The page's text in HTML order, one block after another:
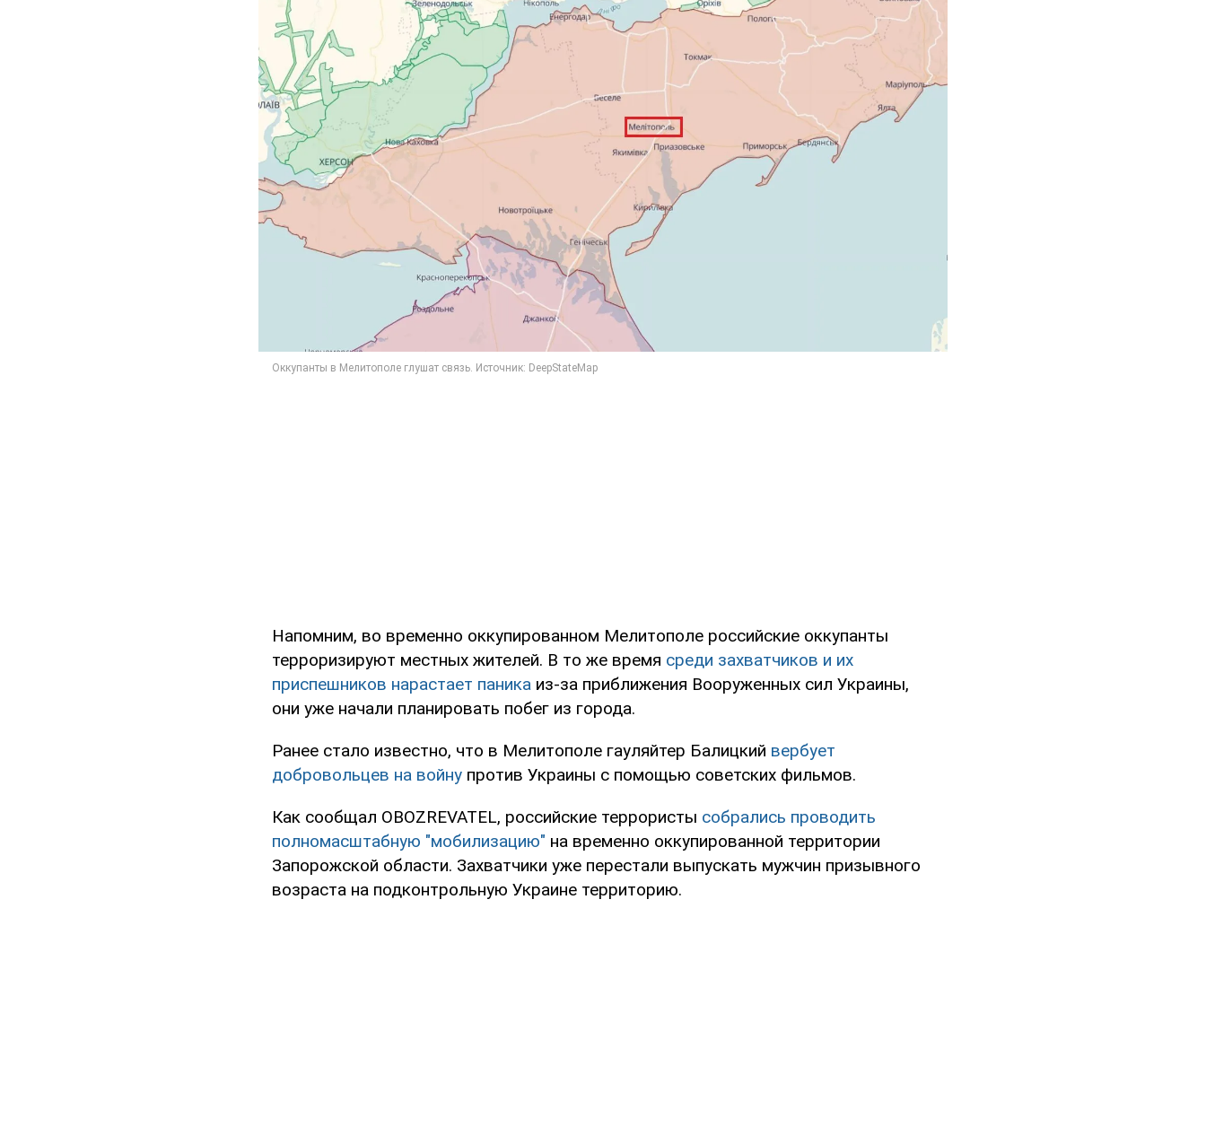
Напомним, во временно оккупированном Мелитополе российские оккупанты
терроризируют местных жителей. В то же время среди захватчиков и их
приспешников нарастает паника из-за приближения Вооруженных сил Украины,
они уже начали планировать побег из города.
Ранее стало известно, что в Мелитополе гауляйтер Балицкий вербует
добровольцев на войну против Украины с помощью советских фильмов.
Как сообщал OBOZREVATEL, российские террористы собрались проводить
полномасштабную "мобилизацию" на временно оккупированной территории
Запорожской области. Захватчики уже перестали выпускать мужчин призывного
возраста на подконтрольную Украине территорию.